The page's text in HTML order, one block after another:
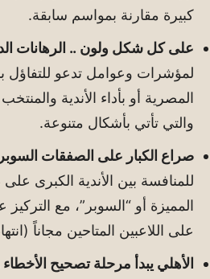
كبيرة مقارنة بمواسم سابقة.
على كل شكل ولون .. الرهانات
لمؤشرات وعوامل تدعو للتفاؤل
المصرية أو بأداء الأندية
والتي تأتي بأشكال متنوعة.
صراع الكبار على الصفقات
للمنافسة بين الأندية الكبرى
المميزة أو “السوبر”، مع
على اللاعبين المتاحين مجاناً
الأهلي يبدأ مرحلة تصحيح